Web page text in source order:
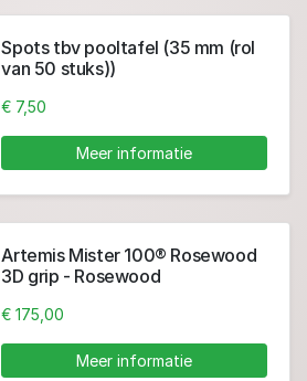
Spots tbv pooltafel (35 mm (rol
van 50 stuks))
€ 7,50
Meer informatie
Artemis Mister 100® Rosewood
3D grip - Rosewood
€ 175,00
Meer informatie